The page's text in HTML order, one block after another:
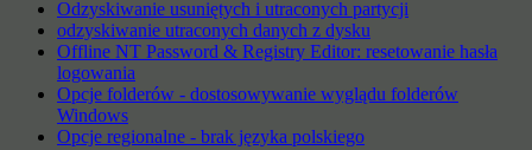
Odzyskiwanie usuniętych i utraconych partycji
odzyskiwanie utraconych danych z dysku
Offline NT Password & Registry Editor: resetowanie hasła
logowania
Opcje folderów - dostosowywanie wyglądu folderów
Windows
Opcje regionalne - brak języka polskiego